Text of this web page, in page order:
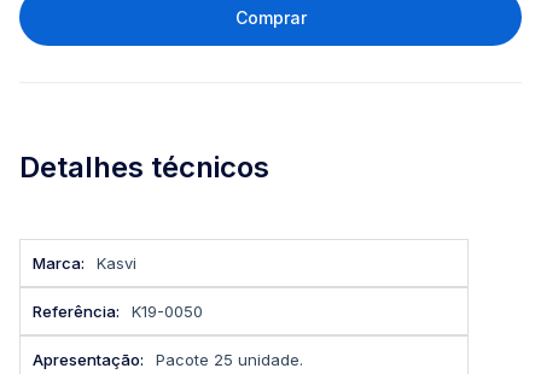
Comprar
Detalhes técnicos
Kasvi
K19-0050
Pacote 25 unidade.